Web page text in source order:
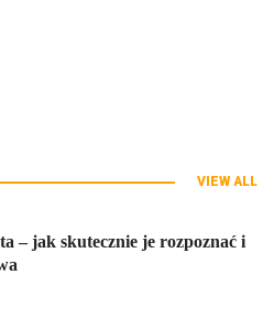
VIEW ALL
– jak skutecznie je rozpoznać i